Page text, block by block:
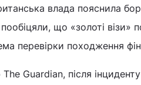
влада пояснила
що «золоті візи»
перевірки походження
Guardian, після